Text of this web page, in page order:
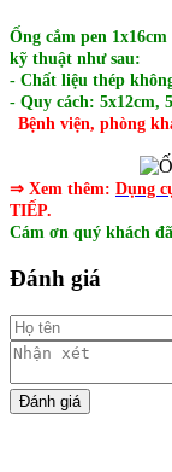
Ống cắm pen
kỹ thuật như sau:
- Chất liệu thép
- Quy cách: 5x12cm,
Bệnh viện, phòng
⇒ Xem thêm: Dụng
TIẾP.
Cám ơn quý khách
Đánh giá